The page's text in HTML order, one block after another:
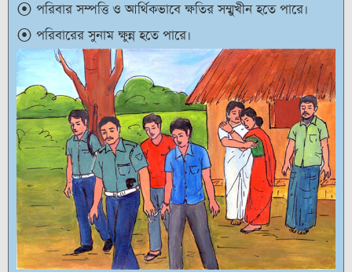
পরিবার সম্পত্তি ও আর্থিকভাবে ক্ষতির সম্মুখীন হতে পারে।
পরিবারের সুনাম ক্ষুন্ন হতে পারে।